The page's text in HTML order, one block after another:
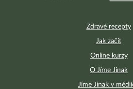
Zdravé recepty
Jak začít
Online kurzy
O Jíme Jinak
Jíme Jinak v